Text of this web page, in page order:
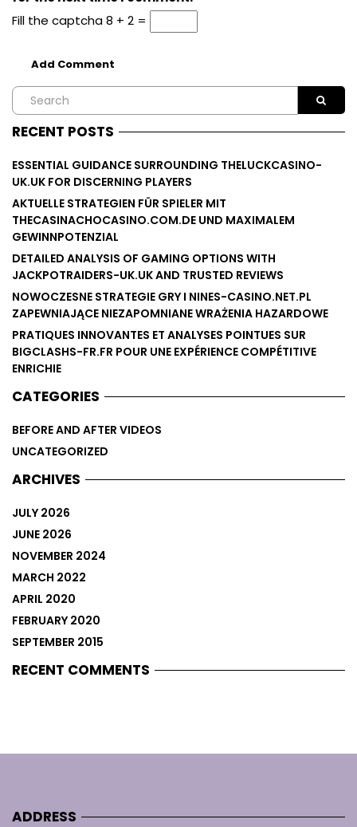
Fill the captcha8 + 2 =
RECENT POSTS
ESSENTIAL GUIDANCE SURROUNDING THELUCKCASINO-
UK.UK FOR DISCERNING PLAYERS
AKTUELLE STRATEGIEN FÜR SPIELER MIT
THECASINACHOCASINO.COM.DE UND MAXIMALEM
GEWINNPOTENZIAL
DETAILED ANALYSIS OF GAMING OPTIONS WITH
JACKPOTRAIDERS-UK.UK AND TRUSTED REVIEWS
NOWOCZESNE STRATEGIE GRY I NINES-CASINO.NET.PL
ZAPEWNIAJĄCE NIEZAPOMNIANE WRAŻENIA HAZARDOWE
PRATIQUES INNOVANTES ET ANALYSES POINTUES SUR
BIGCLASHS-FR.FR POUR UNE EXPÉRIENCE COMPÉTITIVE
ENRICHIE
CATEGORIES
BEFORE AND AFTER VIDEOS
UNCATEGORIZED
ARCHIVES
JULY 2026
JUNE 2026
NOVEMBER 2024
MARCH 2022
APRIL 2020
FEBRUARY 2020
SEPTEMBER 2015
RECENT COMMENTS
ADDRESS